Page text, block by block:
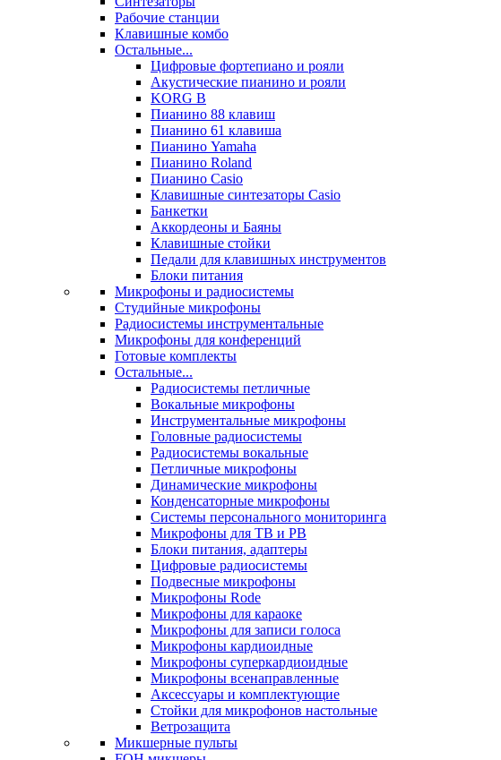
Рабочие станции
Клавишные комбо
Остальные...
Цифровые фортепиано и рояли
Акустические пианино и рояли
KORG B
Пианино 88 клавиш
Пианино 61 клавиша
Пианино Yamaha
Пианино Roland
Пианино Casio
Клавишные синтезаторы Casio
Банкетки
Аккордеоны и Баяны
Клавишные стойки
Педали для клавишных инструментов
Блоки питания
Микрофоны и радиосистемы
Студийные микрофоны
Радиосистемы инструментальные
Микрофоны для конференций
Готовые комплекты
Остальные...
Радиосистемы петличные
Вокальные микрофоны
Инструментальные микрофоны
Головные радиосистемы
Радиосистемы вокальные
Петличные микрофоны
Динамические микрофоны
Конденсаторные микрофоны
Системы персонального мониторинга
Микрофоны для ТВ и РВ
Блоки питания, адаптеры
Цифровые радиосистемы
Подвесные микрофоны
Микрофоны Rode
Микрофоны для караоке
Микрофоны для записи голоса
Микрофоны кардиоидные
Микрофоны суперкардиоидные
Микрофоны всенаправленные
Аксессуары и комплектующие
Стойки для микрофонов настольные
Ветрозащита
Микшерные пульты